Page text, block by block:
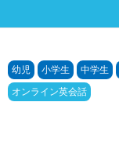
幼児 小学生 中学生
オンライン英会話